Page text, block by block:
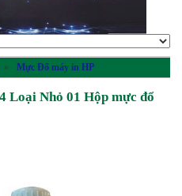
» Mực Đổ máy in HP
Loại Nhỏ 01 Hộp mực đổ